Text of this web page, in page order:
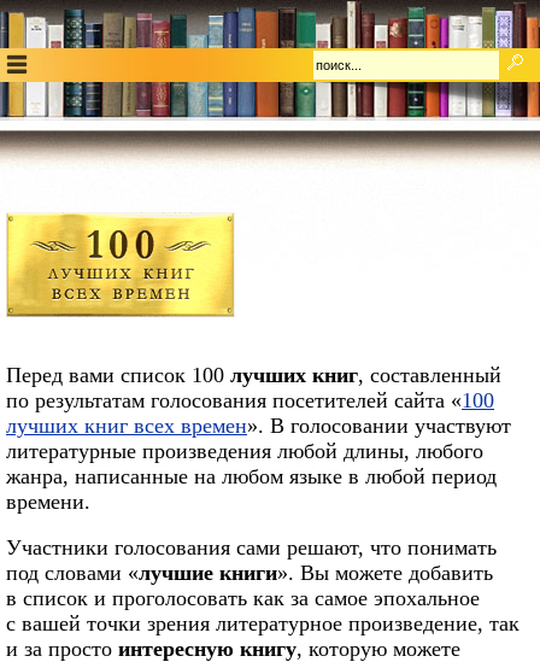
Перед вами список 100 лучших книг, составленный
по результатам голосования посетителей сайта «100
лучших книг всех времен». В голосовании участвуют
литературные произведения любой длины, любого
жанра, написанные на любом языке в любой период
времени.
Участники голосования сами решают, что понимать
под словами «лучшие книги». Вы можете добавить
в список и проголосовать как за самое эпохальное
с вашей точки зрения литературное произведение, так
и за просто интересную книгу, которую можете